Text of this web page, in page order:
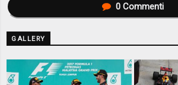
0Commenti
GALLERY